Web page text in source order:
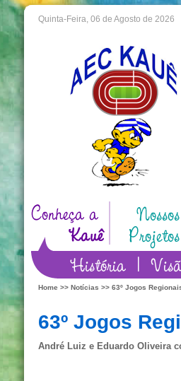
Quinta-Feira, 06 de Agosto de 2026
Home >> Notícias >> 63º Jogos
63º Jogos
André Luiz e Eduardo Oliveira